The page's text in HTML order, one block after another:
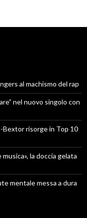
al machismo del rap
nel nuovo singolo con
Bextor risorge in Top 10
la doccia gelata
mentale messa a dura